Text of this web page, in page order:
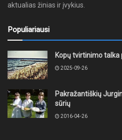
aktualias žinias ir įvykius.
Populiariausi
Kopų tvirtinimo talka
2025-09-26
Pakražantiškių
sūrių
2016-04-26